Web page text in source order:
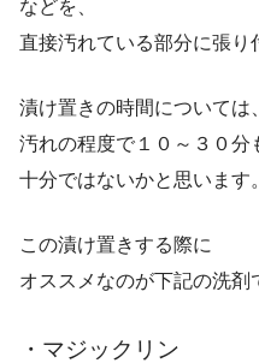
などを、
直接汚れている部分に張り
漬け置きの時間については、
汚れの程度で１０～３０分
十分ではないかと思います。
この漬け置きする際に
オススメなのが下記の洗剤
・マジックリン